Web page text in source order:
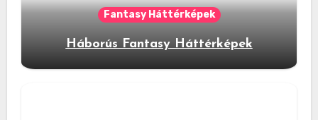
Fantasy Háttérképek
Háborús Fantasy Háttérképek